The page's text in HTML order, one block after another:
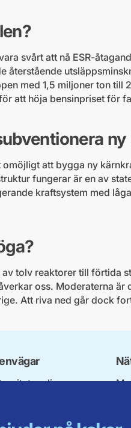
svårt att nå ESR-
återstående
med 1,5 miljoner ton till
att höja bensinpriset för
att bygga ny
fungerar är en av
kraftsystem med
tolv reaktorer till förtida
oss. Moderaterna
Att riva ned går dock